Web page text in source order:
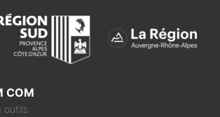
COM
outils